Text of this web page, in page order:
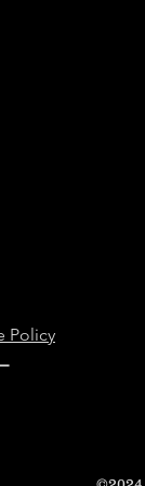
Policy